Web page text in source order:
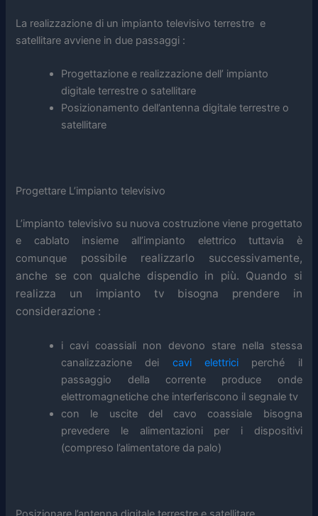
La realizzazione di un impianto televisivo terrestre e
satellitare avviene in due passaggi :
Progettazione e realizzazione dell’ impianto
digitale terrestre o satellitare
Posizionamento dell’antenna digitale terrestre o
satellitare
Progettare L’impianto televisivo
L’impianto televisivo su nuova costruzione viene progettato
e cablato insieme all’impianto elettrico tuttavia è
comunque possibile
realizzarlo successivamente,
anche se con qualche dispendio in più. Quando si
realizza un impianto tv bisogna prendere in
considerazione :
i cavi coassiali non devono stare nella stessa
canalizzazione dei cavi elettrici perché il
passaggio della corrente produce onde
elettromagnetiche che interferiscono il segnale tv
con le uscite del cavo coassiale bisogna
prevedere le alimentazioni per i dispositivi
(compreso l’alimentatore da palo)